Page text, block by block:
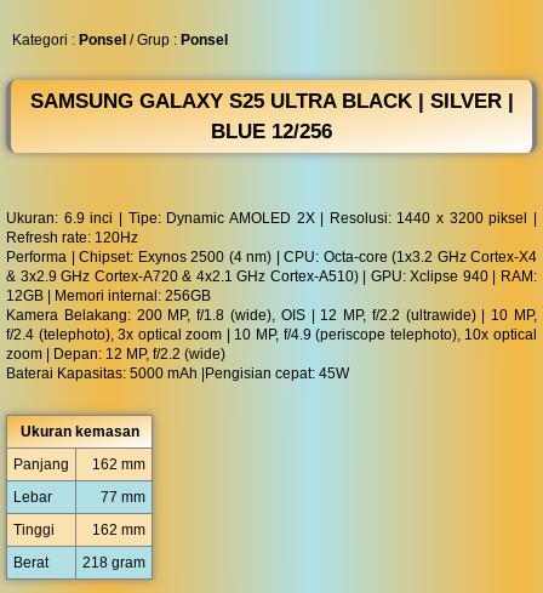
Kategori : Ponsel / Grup : Ponsel
SAMSUNG GALAXY S25 ULTRA BLACK | SILVER |
BLUE 12/256
Ukuran: 6.9 inci | Tipe: Dynamic AMOLED 2X | Resolusi: 1440 x 3200 piksel |
Refresh rate: 120Hz
Performa | Chipset: Exynos 2500 (4 nm) | CPU: Octa-core (1x3.2 GHz Cortex-X4
& 3x2.9 GHz Cortex-A720 & 4x2.1 GHz Cortex-A510) | GPU: Xclipse 940 | RAM:
12GB | Memori internal: 256GB
Kamera Belakang: 200 MP, f/1.8 (wide), OIS | 12 MP, f/2.2 (ultrawide) | 10 MP,
f/2.4 (telephoto), 3x optical zoom | 10 MP, f/4.9 (periscope telephoto), 10x optical
zoom | Depan: 12 MP, f/2.2 (wide)
Baterai Kapasitas: 5000 mAh |Pengisian cepat: 45W
Ukuran kemasan
Panjang
162 mm
Lebar
77 mm
Tinggi
162 mm
Berat
218 gram